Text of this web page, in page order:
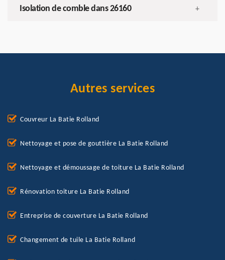
Isolation de comble dans 26160 +
Autres services
Couvreur La Batie Rolland
Nettoyage et pose de gouttière La Batie Rolland
Nettoyage et démoussage de toiture La Batie Rolland
Rénovation toiture La Batie Rolland
Entreprise de couverture La Batie Rolland
Changement de tuile La Batie Rolland